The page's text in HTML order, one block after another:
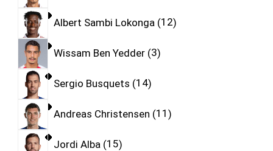
Albert Sambi Lokonga 12
Wissam Ben Yedder 3
Sergio Busquets 14
Andreas Christensen 11
Jordi Alba 15